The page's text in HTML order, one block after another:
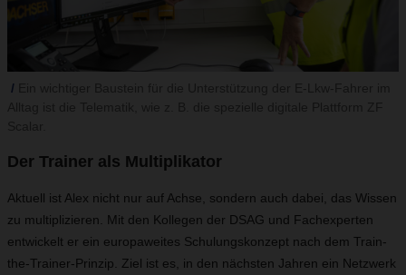
Der Trainer als Multiplikator
Aktuell ist Alex nicht nur auf Achse, sondern auch dabei, das Wissen
zu multiplizieren. Mit den Kollegen der DSAG und Fachexperten
entwickelt er ein europaweites Schulungskonzept nach dem Train-
the-Trainer-Prinzip. Ziel ist es, in den nächsten Jahren ein Netzwerk